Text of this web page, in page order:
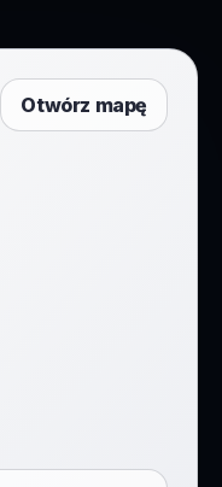
Otwórz mapę